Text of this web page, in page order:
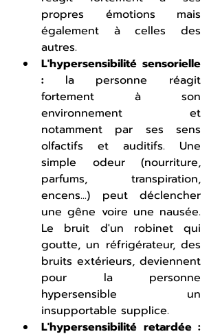
propres émotions mais
également à celles des
autres.
L'hypersensibilité sensorielle
: la personne réagit
fortement à son
environnement et
notamment par ses sens
olfactifs et auditifs. Une
simple odeur (nourriture,
parfums, transpiration,
encens...) peut déclencher
une gêne voire une nausée.
Le bruit d'un robinet qui
goutte, un réfrigérateur, des
bruits extérieurs, deviennent
pour la personne
hypersensible un
insupportable supplice.